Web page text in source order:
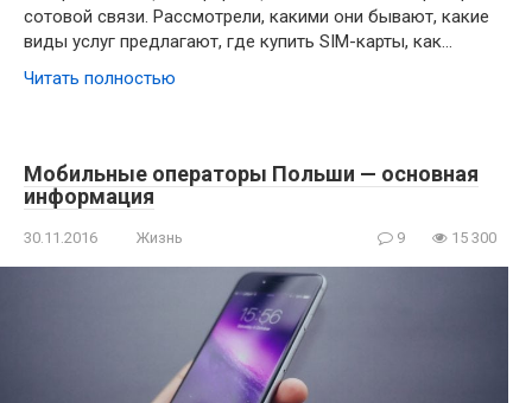
сотовой связи. Рассмотрели, какими они бывают, какие
виды услуг предлагают, где купить SIM-карты, как…
Читать полностью
Мобильные операторы Польши — основная
информация
30.11.2016 Жизнь 9 15 300